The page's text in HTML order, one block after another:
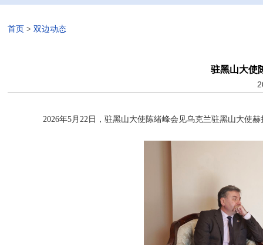
首页 > 双边动态
驻黑山大使
2026年5月22日，驻黑山大使陈绪峰会见乌克兰驻黑山大使